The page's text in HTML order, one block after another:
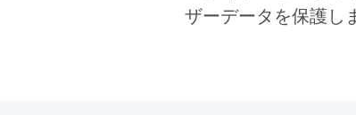
ザーデータを保護し